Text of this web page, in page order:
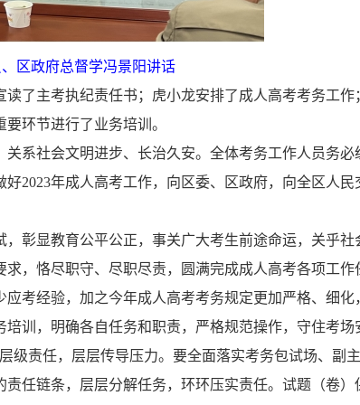
区政府总督学冯景阳讲话
了主考执纪责任书；虎小龙安排了成人高考考务工作
环节进行了业务培训。
系社会文明进步、长治久安。全体考务工作人员务必
好2023年成人高考工作，向区委、区政府，向全区人民
，彰显教育公平公正，事关广大考生前途命运，关乎社
，恪尽职守、尽职尽责，圆满完成成人高考各项工作
考经验，加之今年成人高考考务规定更加严格、细化
训，明确各自任务和职责，严格规范操作，守住考场
级责任，层层传导压力。要全面落实考务包试场、副
任链条，层层分解任务，环环压实责任。试题（卷）